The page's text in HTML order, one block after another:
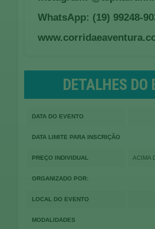
WhatsApp: (19) 99248-
DETALHES DO
DATA DO EVENTO
DATA LIMITE PARA INSCRIÇÃO
PREÇO INDIVIDUAL ACIMA
ORGANIZADO POR:
LOCAL DO EVENTO
MODALIDADES